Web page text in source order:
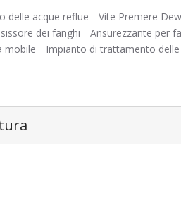
delle acque reflue Vite Premere
dei fanghi
Ansurezzante per
mobile Impianto di trattamento